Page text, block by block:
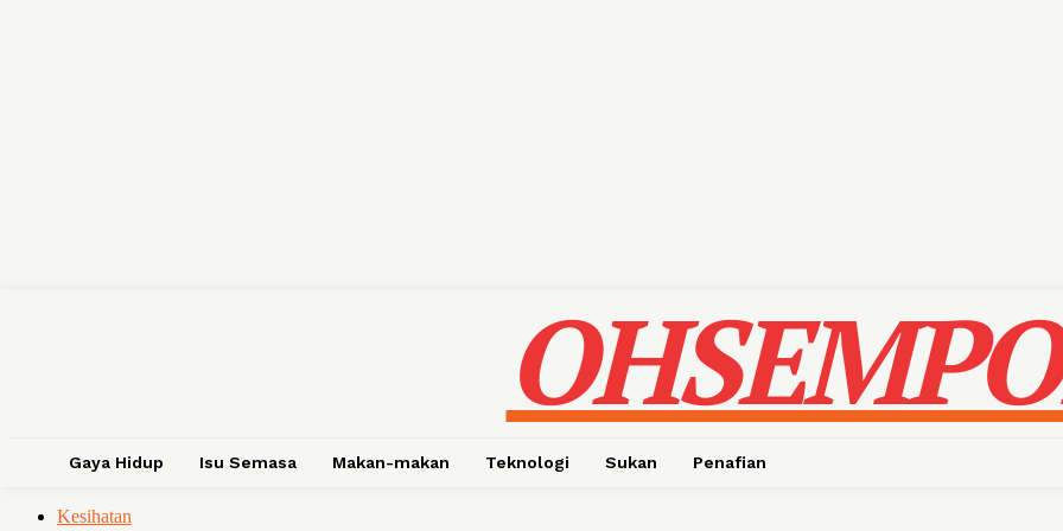
Gaya Hidup Isu Semasa Makan-makan Teknologi Sukan Penafian
Kesihatan